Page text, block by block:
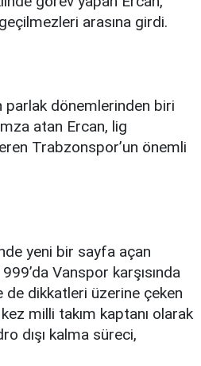
arasına girdi.
parlak dönemlerinden biri
atan Ercan, lig
Trabzonspor’un önemli
yeni bir sayfa açan
Vanspor karşısında
de dikkatleri üzerine çeken
milli takım kaptanı olarak
dışı kalma süreci,